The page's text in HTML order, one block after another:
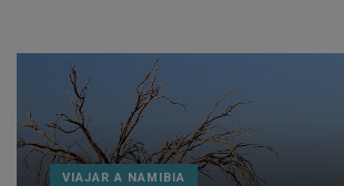
VIAJAR A NAMIBIA